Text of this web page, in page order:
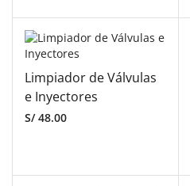
Limpiador de Válvulas
e Inyectores
S/48.00